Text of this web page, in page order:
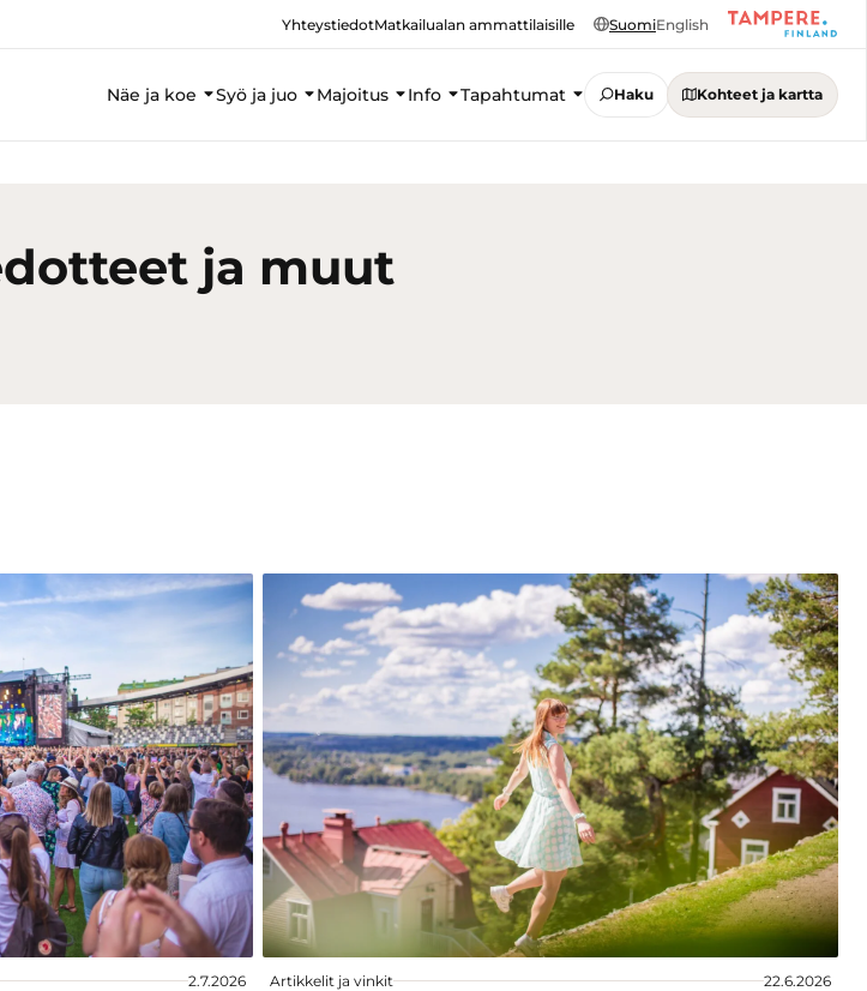
YhteystiedotMatkailualan ammattilaisille SuomiEnglish
Näe ja koe Syö ja juo Majoitus Info Tapahtumat Haku Kohteet ja kartta
ja muut
2.7.2026 Artikkelit ja vinkit 22.6.2026